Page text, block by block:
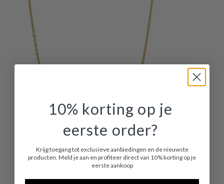
10% korting op je
eerste order?
Krijg toegang tot exclusieve aanbiedingen en de nieuwste
producten. Meld je aan en profiteer direct van 10% korting op je
eerste aankoop